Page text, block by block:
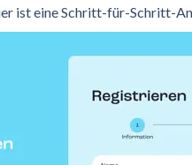
ist eine Schritt-für-Schritt-